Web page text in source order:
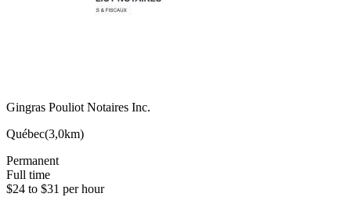
Gingras Pouliot Notaires Inc.
Québec(3,0km)
Permanent
Full time
$24 to $31 per hour